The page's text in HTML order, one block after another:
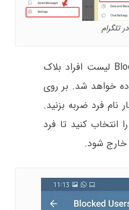
تلگرام
در صفحه Blocked Users لیست افراد بلاک
خواهد شد. بر روی
نام فرد ضربه بزنید.
سپس گزینه Unblock را انتخاب کنید تا فرد
خارج شود.